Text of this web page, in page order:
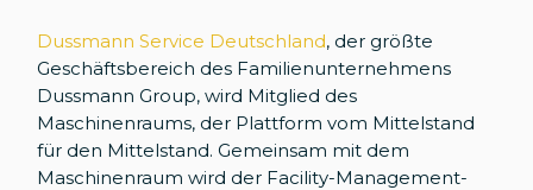
Dussmann Service Deutschland, der größte
Geschäftsbereich des Familienunternehmens
Dussmann Group, wird Mitglied des
Maschinenraums, der Plattform vom Mittelstand
für den Mittelstand. Gemeinsam mit dem
Maschinenraum wird der Facility-Management-